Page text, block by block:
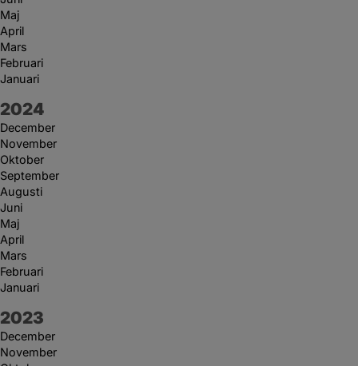
Maj
April
Mars
Februari
Januari
År:
2024
December
November
Oktober
September
Augusti
Juni
Maj
April
Mars
Februari
Januari
År:
2023
December
November